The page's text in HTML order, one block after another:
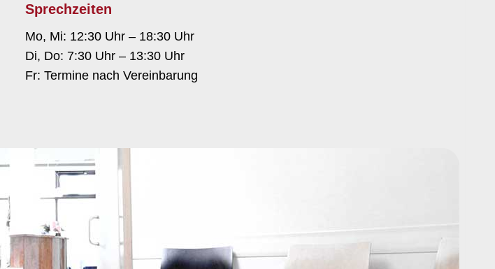
Sprechzeiten
Mo, Mi: 12:30 Uhr – 18:30 Uhr
Di, Do: 7:30 Uhr – 13:30 Uhr
Fr: Termine nach Vereinbarung